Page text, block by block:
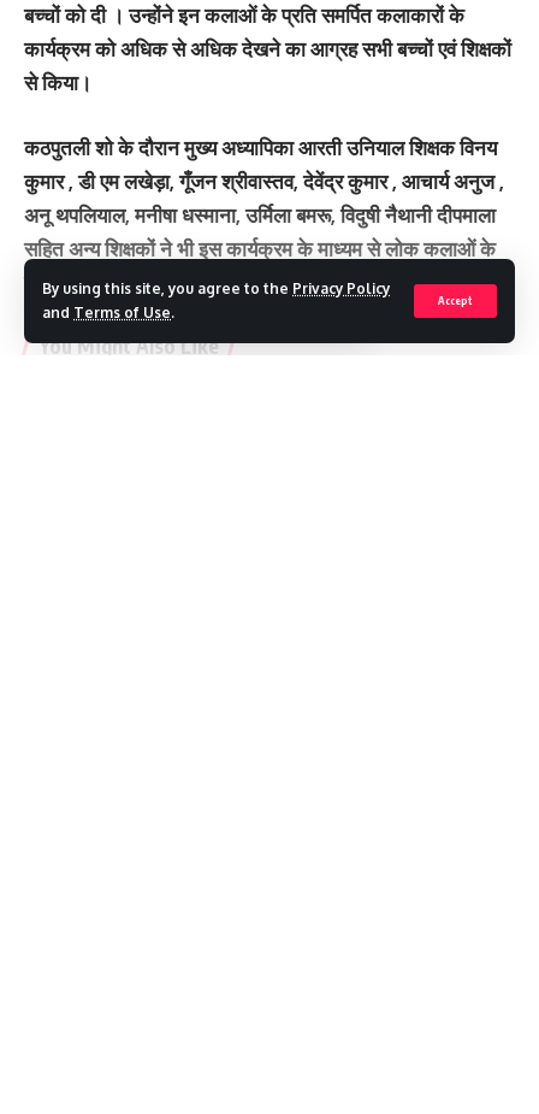
By using this site, you agree to the Privacy Policy
and Terms of Use.
Accept
बच्चों को दी । उन्होंने इन कलाओं के प्रति समर्पित कलाकारों के
कार्यक्रम को अधिक से अधिक देखने का आग्रह सभी बच्चों एवं शिक्षकों
से किया।
कठपुतली शो के दौरान मुख्य अध्यापिका आरती उनियाल शिक्षक विनय
कुमार , डी एम लखेड़ा, गूँजन श्रीवास्तव, देवेंद्र कुमार , आचार्य अनुज ,
अनू थपलियाल, मनीषा धस्माना, उर्मिला बमरू, विदुषी नैथानी दीपमाला
सहित अन्य शिक्षकों ने भी इस कार्यक्रम के माध्यम से लोक कलाओं के
संरक्षण का प्रण लिया !
You Might Also Like